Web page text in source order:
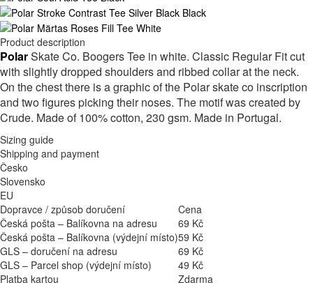
Product description
PolarSkate Co. Boogers Tee in white. Classic Regular Fit cut
with slightly dropped shoulders and ribbed collar at the neck.
On the chest there is a graphic of the Polar skate co inscription
and two figures picking their noses. The motif was created by
Crude. Made of 100% cotton, 230 gsm. Made in Portugal.
Sizing guide
Shipping and payment
Česko
Slovensko
EU
Dopravce / způsob doručení
Cena
Česká pošta – Balíkovna na adresu
69 Kč
Česká pošta – Balíkovna (výdejní místo)59 Kč
GLS – doručení na adresu
69 Kč
GLS – Parcel shop (výdejní místo)
49 Kč
Platba kartou
Zdarma